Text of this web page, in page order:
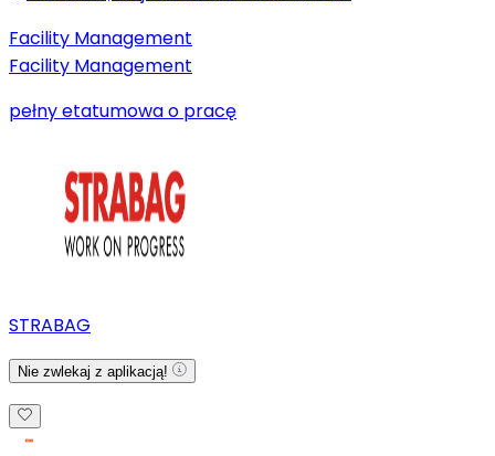
Facility Management
Facility Management
pełny etatumowa o pracę
STRABAG
Nie zwlekaj z aplikacją!